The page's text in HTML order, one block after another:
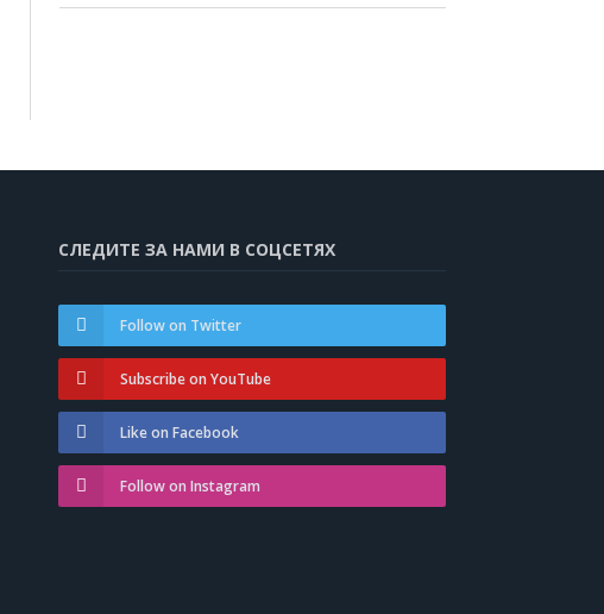
СЛЕДИТЕ ЗА НАМИ В СОЦСЕТЯХ
Follow on Twitter
Subscribe on YouTube
Like on Facebook
Follow on Instagram